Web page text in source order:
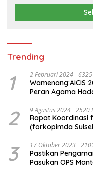
Trending
1 2 Februari 2024
Wamenang:AICIS
Peran Agama
2 9 Agustus 2024 2520
Rapat Koordinasi
(forkopimda
3 17 Oktober 2023
Pastikan
Pasukan